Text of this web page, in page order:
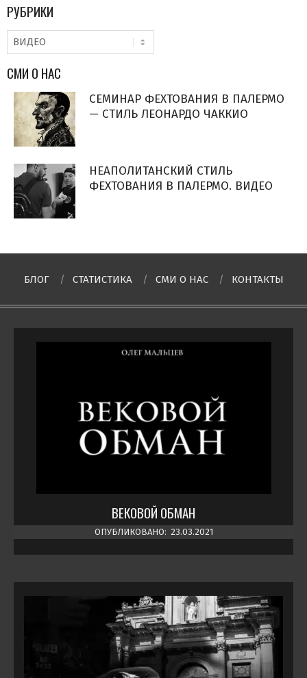
РУБРИКИ
Рубрики
СМИ О НАС
СЕМИНАР ФЕХТОВАНИЯ В ПАЛЕРМО
— СТИЛЬ ЛЕОНАРДО ЧАККИО
НЕАПОЛИТАНСКИЙ СТИЛЬ
ФЕХТОВАНИЯ В ПАЛЕРМО. ВИДЕО
БЛОГ СТАТИСТИКА СМИ О НAC КОНТАКТЫ
ВЕКОВОЙ ОБМАН
ОПУБЛИКОВАНО: 23.03.2021